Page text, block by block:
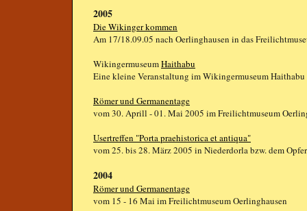
2005
Die Wikinger kommen
Am 17/18.09.05 nach Oerlinghausen in das
WikingermuseumHaithabu
Eine kleine Veranstaltung im Wikingermuseum
Römer und Germanentage
vom 30. Aprill - 01. Mai 2005 im Freilichtmuseum
Usertreffen "Porta praehistorica et antiqua"
vom 25. bis 28. März 2005 in Niederdorla bzw. dem
2004
Römer und Germanentage
vom 15 - 16 Mai im Freilichtmuseum Oerlinghausen